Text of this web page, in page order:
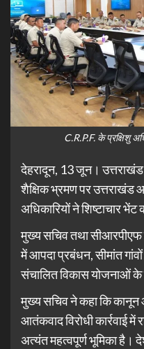
C.R.P.F. के प्रक्षिशु
देहरादून, 13 जून।
शैक्षिक भ्रमण पर उत्तराखंड
अधिकारियों ने शिष्टाचार भेंट
मुख्य सचिव तथा सीआरपीएफ
में आपदा प्रबंधन, सीमांत
संचालित विकास योजनाओं के
मुख्य सचिव ने कहा कि
आतंकवाद विरोधी कार्रवाई
अत्यंत महत्वपूर्ण भूमिका है।